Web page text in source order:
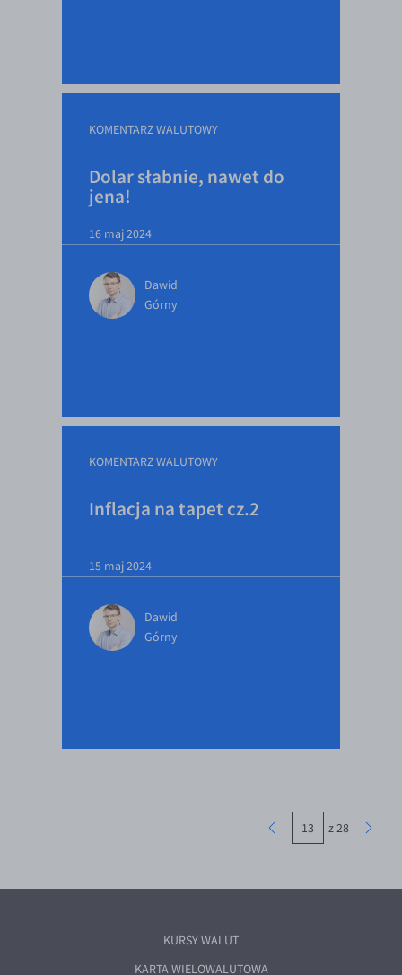
KOMENTARZ WALUTOWY
Dolar słabnie, nawet do
jena!
16 maj 2024
Dawid
Górny
KOMENTARZ WALUTOWY
Inflacja na tapet cz.2
15 maj 2024
Dawid
Górny
z 28
KURSY WALUT
KARTA WIELOWALUTOWA